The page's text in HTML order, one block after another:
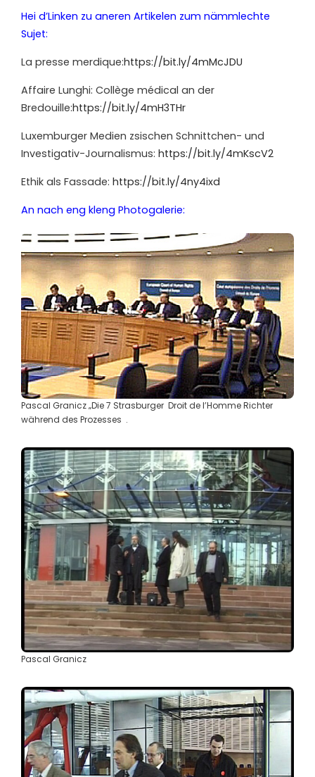
Hei d’Linken zu aneren Artikelen zum nämmlechte
Sujet:
La presse merdique:https://bit.ly/4mMcJDU
Affaire Lunghi: Collège médical an der
Bredouille:https://bit.ly/4mH3THr
Luxemburger Medien zsischen Schnittchen- und
Investigativ-Journalismus: https://bit.ly/4mKscV2
Ethik als Fassade: https://bit.ly/4ny4ixd
An nach eng kleng Photogalerie:
Pascal Granicz „Die 7 Strasburger Droit de l’Homme Richter
während des Prozesses .
Pascal Granicz